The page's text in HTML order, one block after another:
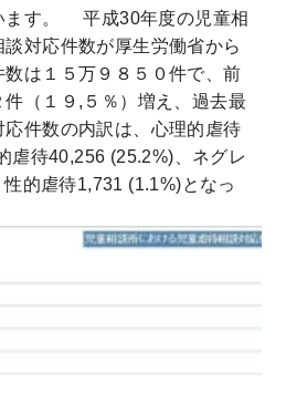
ます。 平成30年度の児童相
対応件数が厚生労働省から
は１５万９８５０件で、前
（１９,５％）増え、過去最
件数の内訳は、心理的虐待
虐待40,256 (25.2%)、ネグレ
的虐待1,731 (1.1%)となっ